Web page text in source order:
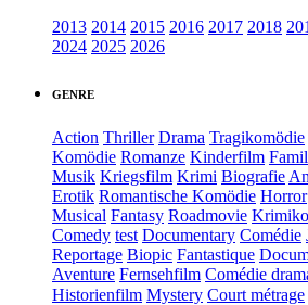
2013 2014 2015 2016 2017 2018
2024 2025 2026
GENRE
Action Thriller Drama Tragikomödie
Komödie Romanze Kinderfilm
Musik Kriegsfilm Krimi Biografie
Erotik Romantische Komödie Horror
Musical Fantasy Roadmovie
Comedy test Documentary Comédie
Reportage Biopic Fantastique
Aventure Fernsehfilm Comédie
Historienfilm Mystery Court métrage